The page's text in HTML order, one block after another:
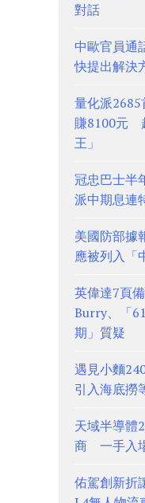
對話
中歐官員通
快提出解決
量化派
賺8100元
王」
冠忠巴士半
派中期息連
美國防部據
應被列入「
英偉達7頁
Burry、「
期」質疑
遇見小麵
引入海底撈
天域半導體
商 一手入
佑駕創新折